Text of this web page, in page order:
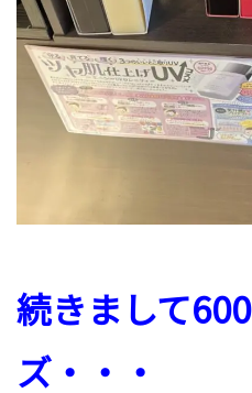
続きまして
ズ・・・